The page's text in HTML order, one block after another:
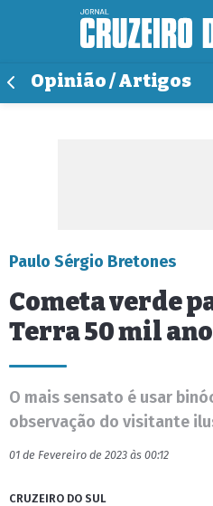
Opinião / Artigos
Paulo Sérgio Bretones
Cometa verde
Terra 50 mil
O mais sensato é usar
observação do visitante
01 de Fevereiro de 2023 às 00:12
CRUZEIRO DO SUL